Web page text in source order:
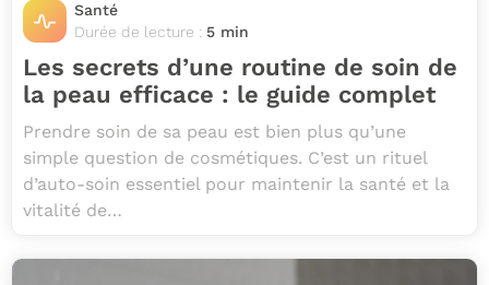
Santé
Durée de lecture : 5 min
Les secrets d’une routine de soin de
la peau efficace : le guide complet
Prendre soin de sa peau est bien plus qu’une
simple question de cosmétiques. C’est un rituel
d’auto-soin essentiel pour maintenir la santé et la
vitalité de…